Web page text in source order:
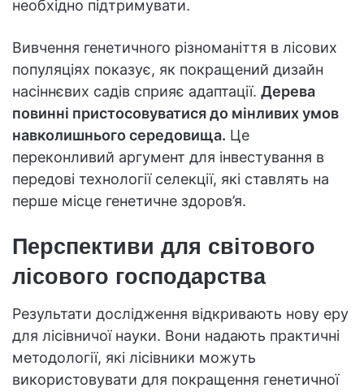
необхідно підтримувати.
Вивчення генетичного різноманіття в лісових
популяціях показує, як покращений дизайн
насіннєвих садів сприяє адаптації. Дерева
повинні пристосовуватися до мінливих умов
навколишнього середовища. Це
переконливий аргумент для інвестування в
передові технології селекції, які ставлять на
перше місце генетичне здоров’я.
Перспективи для світового
лісового господарства
Результати дослідження відкривають нову еру
для лісівничої науки. Вони надають практичні
методології, які лісівники можуть
використовувати для покращення генетичної